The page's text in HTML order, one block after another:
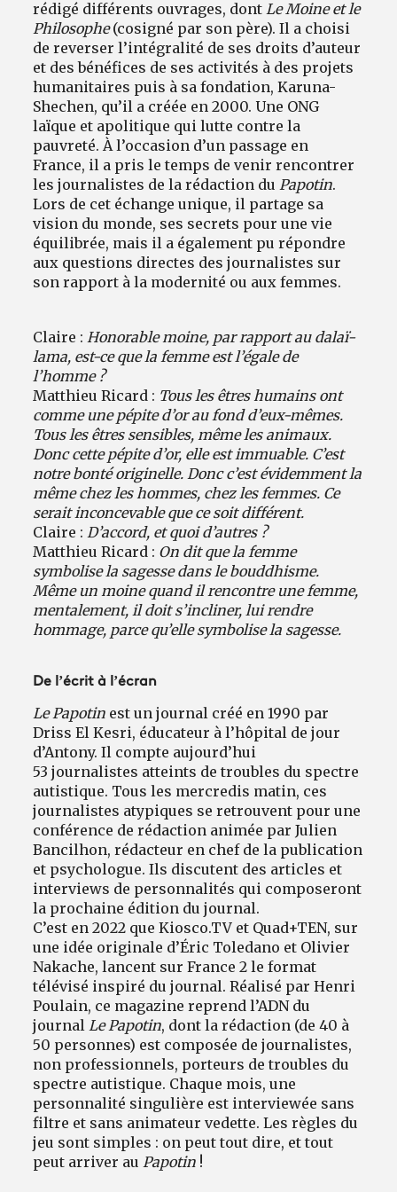
rédigé différents ouvrages, dontLe Moine et le
Philosophe(cosigné par son père). Il a choisi
de reverser l’intégralité de ses droits d’auteur
et des bénéfices de ses activités à des projets
humanitaires puis à sa fondation, Karuna-
Shechen, qu’il a créée en 2000. Une ONG
laïque et apolitique qui lutte contre la
pauvreté. À l’occasion d’un passage en
France, il a pris le temps de venir rencontrer
les journalistes de la rédaction duPapotin.
Lors de cet échange unique, il partage sa
vision du monde, ses secrets pour une vie
équilibrée, mais il a également pu répondre
aux questions directes des journalistes sur
son rapport à la modernité ou aux femmes.
Claire :Honorable moine, par rapport au dalaï-
lama, est-ce que la femme est l’égale de
l’homme ?
Matthieu Ricard : Tous les êtres humains ont
comme une pépite d’or au fond d’eux-mêmes.
Tous les êtres sensibles, même les animaux.
Donc cette pépite d’or, elle est immuable. C’est
notre bonté originelle. Donc c’est évidemment la
même chez les hommes, chez les femmes. Ce
serait inconcevable que ce soit différent.
Claire :D’accord, et quoi d’autres ?
Matthieu Ricard : On dit que la femme
symbolise la sagesse dans le bouddhisme.
Même un moine quand il rencontre une femme,
mentalement, il doit s’incliner, lui rendre
hommage, parce qu’elle symbolise la sagesse.
De l’écrit à l’écran
Le Papotin est un journal créé en 1990 par
Driss El Kesri, éducateur à l’hôpital de jour
d’Antony. Il compte aujourd’hui
53 journalistes atteints de troubles du spectre
autistique. Tous les mercredis matin, ces
journalistes atypiques se retrouvent pour une
conférence de rédaction animée par Julien
Bancilhon, rédacteur en chef de la publication
et psychologue. Ils discutent des articles et
interviews de personnalités qui composeront
la prochaine édition du journal.
C’est en 2022 que Kiosco.TV et Quad+TEN, sur
une idée originale d’Éric Toledano et Olivier
Nakache, lancent sur France 2 le format
télévisé inspiré du journal. Réalisé par Henri
Poulain, ce magazine reprend l’ADN du
journalLe Papotin, dont la rédaction (de 40 à
50 personnes) est composée de journalistes,
non professionnels, porteurs de troubles du
spectre autistique. Chaque mois, une
personnalité singulière est interviewée sans
filtre et sans animateur vedette. Les règles du
jeu sont simples : on peut tout dire, et tout
peut arriver auPapotin !